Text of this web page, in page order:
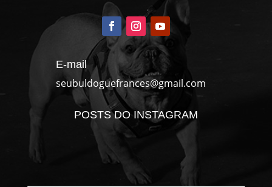
E-mail
seubuldoguefrances@gmail.com
POSTS DO INSTAGRAM